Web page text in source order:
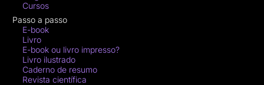
Cursos
Passo a passo
E-book
Livro
E-book ou livro impresso?
Livro ilustrado
Caderno de resumo
Revista científica